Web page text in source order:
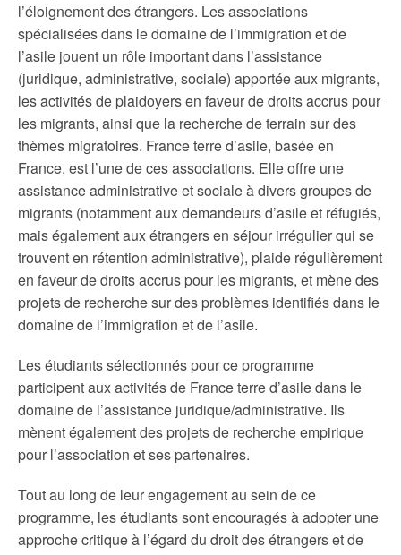
l’éloignement des étrangers. Les associations
spécialisées dans le domaine de l’immigration et de
l’asile jouent un rôle important dans l’assistance
(juridique, administrative, sociale) apportée aux migrants,
les activités de plaidoyers en faveur de droits accrus pour
les migrants, ainsi que la recherche de terrain sur des
thèmes migratoires. France terre d’asile, basée en
France, est l’une de ces associations. Elle offre une
assistance administrative et sociale à divers groupes de
migrants (notamment aux demandeurs d’asile et réfugiés,
mais également aux étrangers en séjour irrégulier qui se
trouvent en rétention administrative), plaide régulièrement
en faveur de droits accrus pour les migrants, et mène des
projets de recherche sur des problèmes identifiés dans le
domaine de l’immigration et de l’asile.
Les étudiants sélectionnés pour ce programme
participent aux activités de France terre d’asile dans le
domaine de l’assistance juridique/administrative. Ils
mènent également des projets de recherche empirique
pour l’association et ses partenaires.
Tout au long de leur engagement au sein de ce
programme, les étudiants sont encouragés à adopter une
approche critique à l’égard du droit des étrangers et de